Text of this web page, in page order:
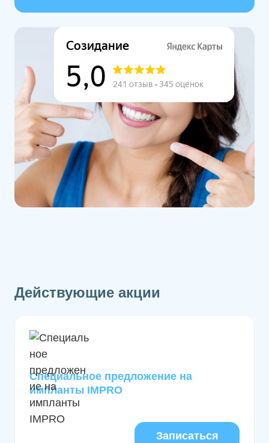
Действующие акции
Специальное предложение на
импланты IMPRO
Записаться